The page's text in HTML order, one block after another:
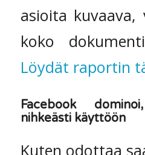
asioita kuvaava,
koko
Löydät raportin
Facebook
nihkeästi käyttöön
Kuten odottaa